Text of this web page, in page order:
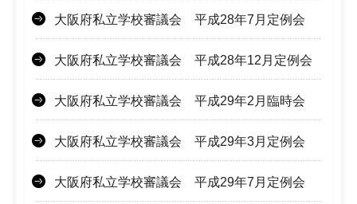
大阪府私立学校審議会 平成28年7月定例会
大阪府私立学校審議会 平成28年12月定例会
大阪府私立学校審議会 平成29年2月臨時会
大阪府私立学校審議会 平成29年3月定例会
大阪府私立学校審議会 平成29年7月定例会